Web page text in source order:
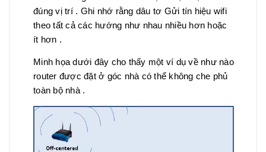
đúng vị trí . Ghi nhớ rằng dâu tơ Gửi tín hiệu wifi
theo tất cả các hướng như nhau nhiều hơn hoặc
ít hơn .
Minh họa dưới đây cho thấy một ví dụ về như nào
router được đặt ở góc nhà có thể không che phủ
toàn bộ nhà .